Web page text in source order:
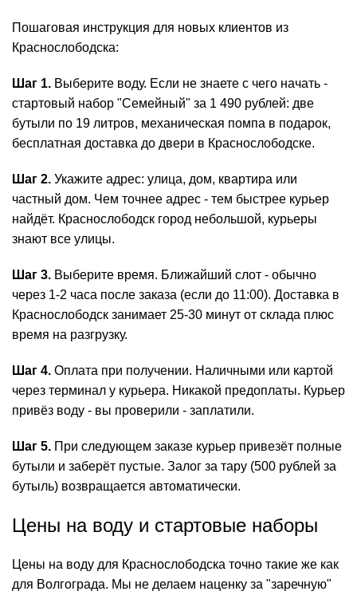
Пошаговая инструкция для новых клиентов из
Краснослободска:
Шаг 1. Выберите воду. Если не знаете с чего начать -
стартовый набор "Семейный" за 1 490 рублей: две
бутыли по 19 литров, механическая помпа в подарок,
бесплатная доставка до двери в Краснослободске.
Шаг 2. Укажите адрес: улица, дом, квартира или
частный дом. Чем точнее адрес - тем быстрее курьер
найдёт. Краснослободск город небольшой, курьеры
знают все улицы.
Шаг 3. Выберите время. Ближайший слот - обычно
через 1-2 часа после заказа (если до 11:00). Доставка в
Краснослободск занимает 25-30 минут от склада плюс
время на разгрузку.
Шаг 4. Оплата при получении. Наличными или картой
через терминал у курьера. Никакой предоплаты. Курьер
привёз воду - вы проверили - заплатили.
Шаг 5. При следующем заказе курьер привезёт полные
бутыли и заберёт пустые. Залог за тару (500 рублей за
бутыль) возвращается автоматически.
Цены на воду и стартовые наборы
Цены на воду для Краснослободска точно такие же как
для Волгограда. Мы не делаем наценку за "заречную"